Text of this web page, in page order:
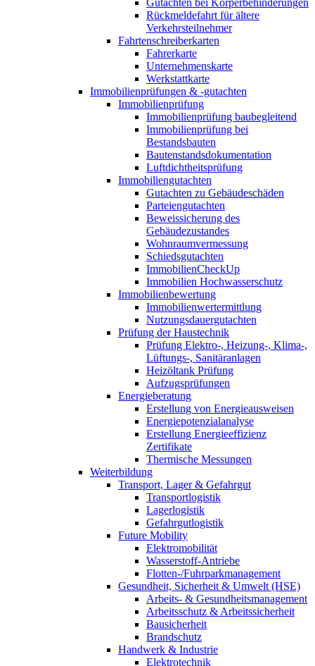
Rückmeldefahrt für ältere
Verkehrsteilnehmer
Fahrtenschreiberkarten
Fahrerkarte
Unternehmenskarte
Werkstattkarte
Immobilienprüfungen & -gutachten
Immobilienprüfung
Immobilienprüfung baubegleitend
Immobilienprüfung bei
Bestandsbauten
Bautenstandsdokumentation
Luftdichtheitsprüfung
Immobiliengutachten
Gutachten zu Gebäudeschäden
Parteiengutachten
Beweissicherung des
Gebäudezustandes
Wohnraumvermessung
Schiedsgutachten
ImmobilienCheckUp
Immobilien Hochwasserschutz
Immobilienbewertung
Immobilienwertermittlung
Nutzungsdauergutachten
Prüfung der Haustechnik
Prüfung Elektro-, Heizung-, Klima-,
Lüftungs-, Sanitäranlagen
Heizöltank Prüfung
Aufzugsprüfungen
Energieberatung
Erstellung von Energieausweisen
Energiepotenzialanalyse
Erstellung Energieeffizienz
Zertifikate
Thermische Messungen
Weiterbildung
Transport, Lager & Gefahrgut
Transportlogistik
Lagerlogistik
Gefahrgutlogistik
Future Mobility
Elektromobilität
Wasserstoff-Antriebe
Flotten-/Fuhrparkmanagement
Gesundheit, Sicherheit & Umwelt (HSE)
Arbeits- & Gesundheitsmanagement
Arbeitsschutz & Arbeitssicherheit
Bausicherheit
Brandschutz
Handwerk & Industrie
Elektrotechnik